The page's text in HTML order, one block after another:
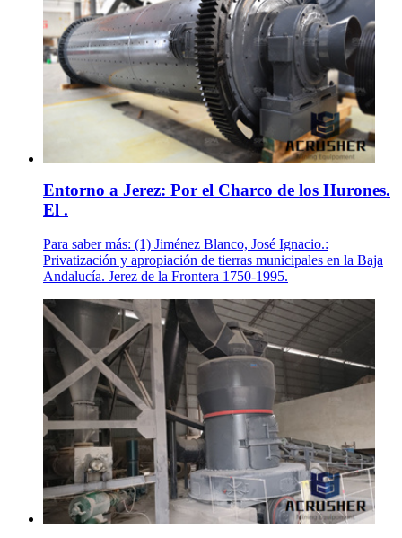
Entorno a Jerez: Por el Charco de los Hurones.
El .
Para saber más: (1) Jiménez Blanco, José Ignacio.:
Privatización y apropiación de tierras municipales en la Baja
Andalucía. Jerez de la Frontera 1750-1995.